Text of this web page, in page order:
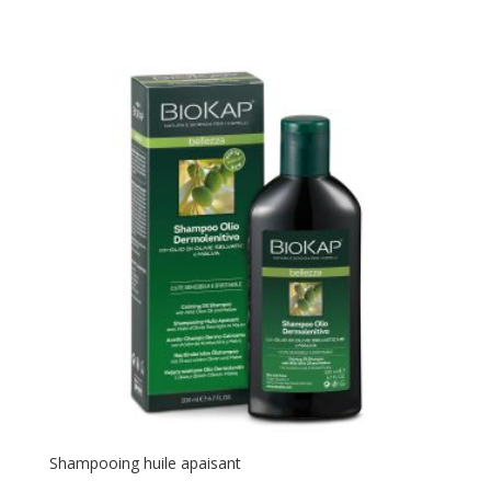
Shampooing huile apaisant